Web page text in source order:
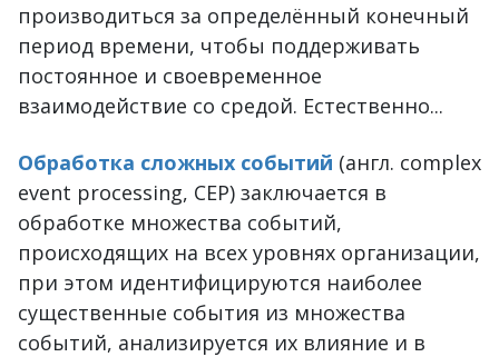
производиться за определённый конечный
период времени, чтобы поддерживать
постоянное и своевременное
взаимодействие со средой. Естественно...
Обработка сложных событий (англ. complex
event processing, CEP) заключается в
обработке множества событий,
происходящих на всех уровнях организации,
при этом идентифицируются наиболее
существенные события из множества
событий, анализируется их влияние и в